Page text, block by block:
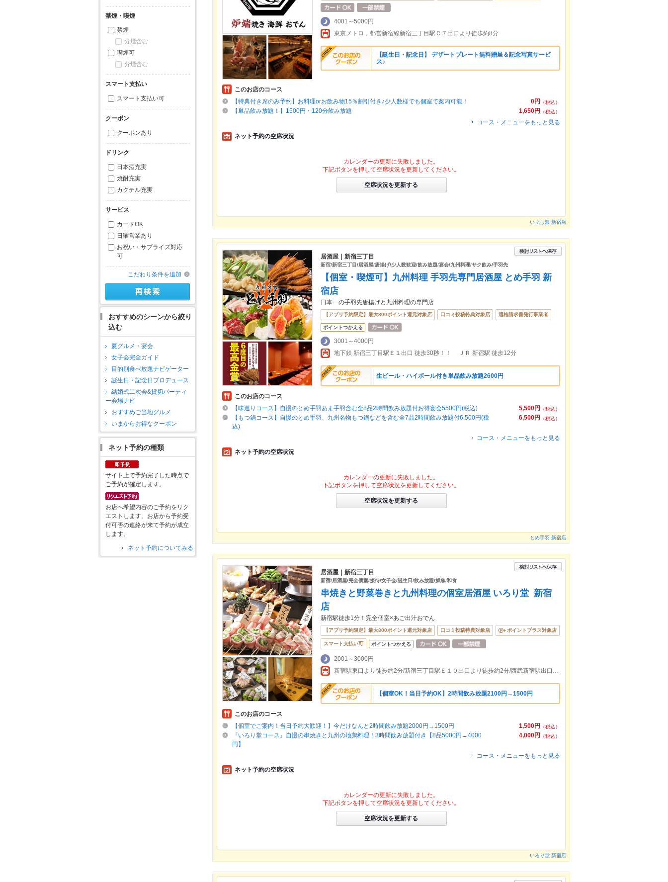
禁煙・喫煙
禁煙
分煙含む
喫煙可
分煙含む
スマート支払い
スマート支払い可
クーポン
クーポンあり
ドリンク
日本酒充実
焼酎充実
カクテル充実
サービス
カードOK
日曜営業あり
お祝い・サプライズ対応
可
こだわり条件を追加
おすすめのシーンから絞り
込む
夏グルメ・宴会
女子会完全ガイド
目的別食べ放題ナビゲーター
誕生日・記念日プロデュース
結婚式二次会&貸切パーティ
ー会場ナビ
おすすめご当地グルメ
いまからお得なクーポン
ネット予約の種類
サイト上で予約完了した時点で
ご予約が確定します。
お店へ希望内容のご予約をリク
エストします。お店から予約受
付可否の連絡が来て予約が成立
します。
ネット予約についてみる
4001～5000円
東京メトロ，都営新宿線新宿三丁目駅Ｃ７出口より徒歩約8分
【誕生日・記念日】 デザートプレート無料贈呈＆記念写真サービ
ス♪
このお店のコース
0円
（税込）
【特典付き席のみ予約】お料理orお飲み物15％割引付き♪少人数様でも個室で案内可能！
1,650円
（税込）
【単品飲み放題！】1500円・120分飲み放題
コース・メニューをもっと見る
ネット予約の空席状況
カレンダーの更新に失敗しました。
下記ボタンを押して空席状況を更新してください。
空席状況を更新する
いぶし銀 新宿店
居酒屋｜新宿三丁目
新宿/新宿三丁目/居酒屋/唐揚げ/少人数歓迎/飲み放題/宴会/九州料理/サク飲み/手羽先
【個室・喫煙可】九州料理 手羽先専門居酒屋 とめ手羽 新
宿店
日本一の手羽先唐揚げと九州料理の専門店
【アプリ予約限定】最大800ポイント還元対象店 口コミ投稿特典対象店 適格請求書発行事業者
ポイントつかえる
3001～4000円
地下鉄 新宿三丁目駅Ｅ１出口 徒歩30秒！！ ＪＲ 新宿駅 徒歩12分
生ビール・ハイボール付き単品飲み放題2600円
このお店のコース
5,500円
（税込）
【味巡りコース】自慢のとめ手羽あま手羽含む全8品2時間飲み放題付お得宴会5500円(税込)
6,500円
（税込）
【もつ鍋コース】自慢のとめ手羽、九州名物もつ鍋などを含む全7品2時間飲み放題付6,500円(税
込)
コース・メニューをもっと見る
ネット予約の空席状況
カレンダーの更新に失敗しました。
下記ボタンを押して空席状況を更新してください。
空席状況を更新する
とめ手羽 新宿店
居酒屋｜新宿三丁目
新宿/居酒屋/完全個室/接待/女子会/誕生日/飲み放題/鮮魚/和食
串焼きと野菜巻きと九州料理の個室居酒屋 いろり堂 新宿
店
新宿駅徒歩1分！完全個室×あご出汁おでん
【アプリ予約限定】最大800ポイント還元対象店 口コミ投稿特典対象店 ポイントプラス対象店
スマート支払い可 ポイントつかえる
2001～3000円
新宿駅東口より徒歩約2分/新宿三丁目駅Ｅ１０出口より徒歩約2分/西武新宿駅出口(新宿駅方面・靖国通り方面)徒歩約10分
【個室OK！当日予約OK】2時間飲み放題2100円→1500円
このお店のコース
1,500円
（税込）
【個室でご案内！当日予約大歓迎！】今だけなんと2時間飲み放題2000円→1500円
4,000円
（税込）
『いろり堂コース』自慢の串焼きと九州の地鶏料理！3時間飲み放題付き【8品5000円→4000
円】
コース・メニューをもっと見る
ネット予約の空席状況
カレンダーの更新に失敗しました。
下記ボタンを押して空席状況を更新してください。
空席状況を更新する
いろり堂 新宿店